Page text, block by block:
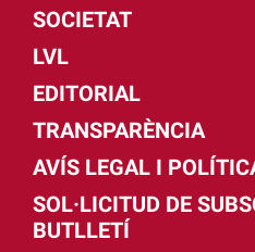
SOCIETAT
LVL
EDITORIAL
TRANSPARÈNCIA
AVÍS LEGAL I
SOL·LICITUD DE
BUTLLETÍ